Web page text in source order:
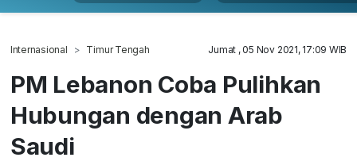
Internasional Timur Tengah Jumat , 05 Nov 2021, 17:09 WIB
PM Lebanon Coba Pulihkan
Hubungan dengan Arab
Saudi